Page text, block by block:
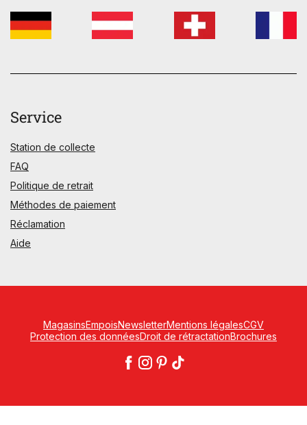
Service
Station de collecte
FAQ
Politique de retrait
Méthodes de paiement
Réclamation
Aide
MagasinsEmpoisNewsletterMentions légalesCGV
Protection des donnéesDroit de rétractationBrochures